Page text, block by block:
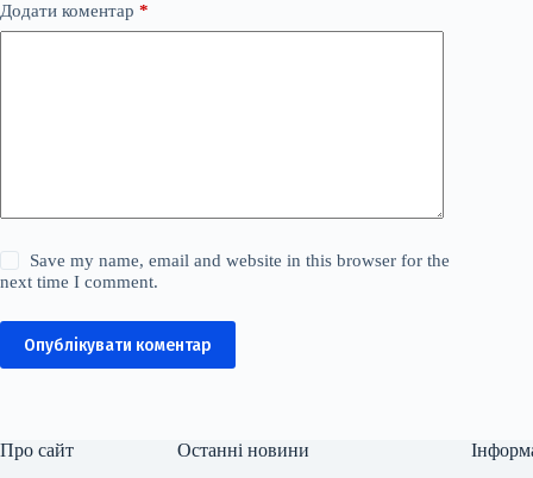
Додати коментар *
Save my name, email and website in this browser for the
next time I comment.
Опублікувати коментар
Про сайт Останні новини